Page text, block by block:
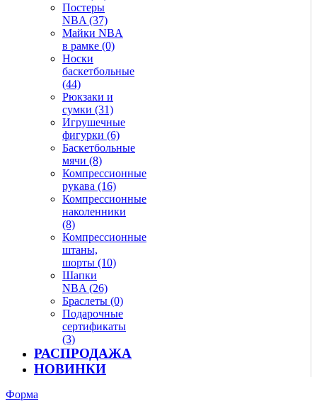
Постеры
NBA (37)
Майки NBA
в рамке (0)
Носки
баскетбольные
(44)
Рюкзаки и
сумки (31)
Игрушечные
фигурки (6)
Баскетбольные
мячи (8)
Компрессионные
рукава (16)
Компрессионные
наколенники
(8)
Компрессионные
штаны,
шорты (10)
Шапки
NBA (26)
Браслеты (0)
Подарочные
сертификаты
(3)
РАСПРОДАЖА
НОВИНКИ
Форма